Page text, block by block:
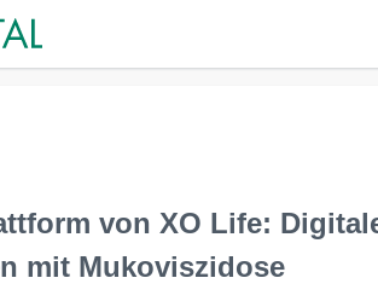
von XO Life:
mit Mukoviszidose